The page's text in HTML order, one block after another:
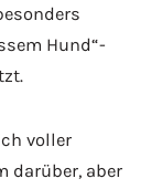
Hund“-
voller
darüber, aber